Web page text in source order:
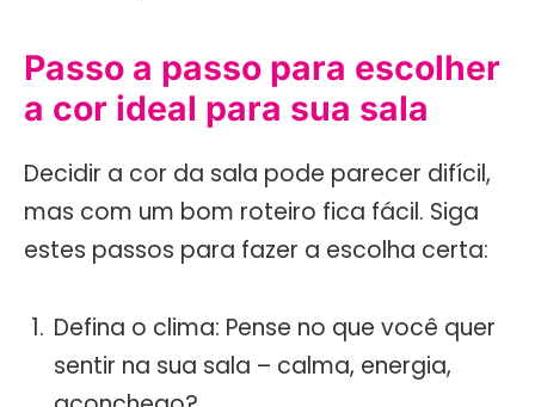
Passo a passo para escolher
a cor ideal para sua sala
Decidir a cor da sala pode parecer difícil,
mas com um bom roteiro fica fácil. Siga
estes passos para fazer a escolha certa:
Defina o clima: Pense no que você quer
sentir na sua sala – calma, energia,